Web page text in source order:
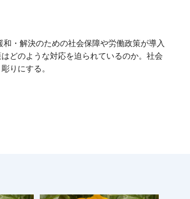
・解決のための社会保障や労働政策が導入
どのような対応を迫られているのか。社会
りにする。